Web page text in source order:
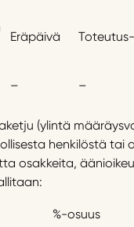
Eräpäivä
– –
(ylintä
henkilöstä tai
osakkeita,
%-osuus